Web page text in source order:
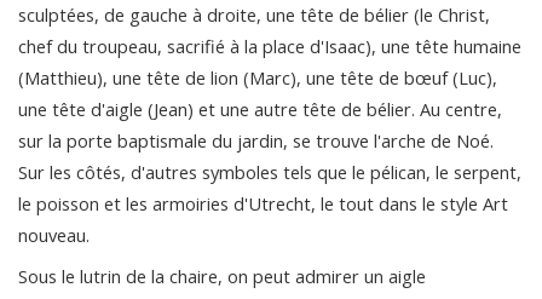
sculptées, de gauche à droite, une tête de bélier (le Christ,
chef du troupeau, sacrifié à la place d'Isaac), une tête humaine
(Matthieu), une tête de lion (Marc), une tête de bœuf (Luc),
une tête d'aigle (Jean) et une autre tête de bélier. Au centre,
sur la porte baptismale du jardin, se trouve l'arche de Noé.
Sur les côtés, d'autres symboles tels que le pélican, le serpent,
le poisson et les armoiries d'Utrecht, le tout dans le style Art
nouveau.
Sous le lutrin de la chaire, on peut admirer un aigle